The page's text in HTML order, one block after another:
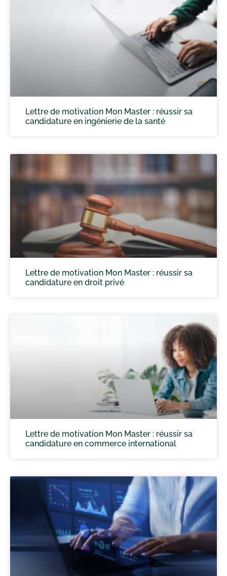
Lettre de motivation Mon Master : réussir sa
candidature en ingénierie de la santé
Lettre de motivation Mon Master : réussir sa
candidature en droit privé
Lettre de motivation Mon Master : réussir sa
candidature en commerce international